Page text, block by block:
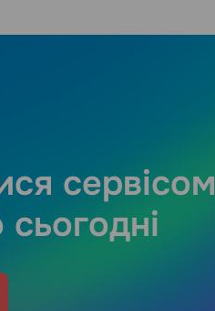
сервісом